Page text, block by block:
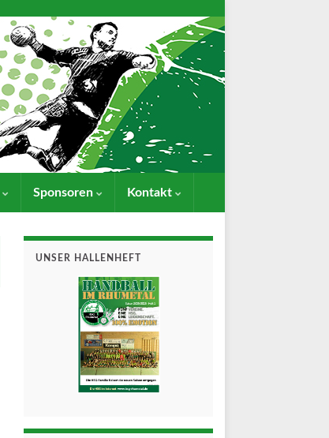
Sponsoren Kontakt
UNSER HALLENHEFT